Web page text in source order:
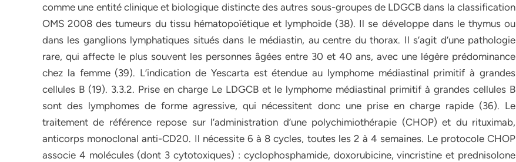
comme une entité clinique et biologique distincte des autres sous-groupes de LDGCB dans la classification
OMS 2008 des tumeurs du tissu hématopoïétique et lymphoïde (38). Il se développe dans le thymus ou
dans les ganglions lymphatiques situés dans le médiastin, au centre du thorax. Il s’agit d’une pathologie
rare, qui affecte le plus souvent les personnes âgées entre 30 et 40 ans, avec une légère prédominance
chez la femme (39). L’indication de Yescarta est étendue au lymphome médiastinal primitif à grandes
cellules B (19). 3.3.2. Prise en charge Le LDGCB et le lymphome médiastinal primitif à grandes cellules B
sont des lymphomes de forme agressive, qui nécessitent donc une prise en charge rapide (36). Le
traitement de référence repose sur l’administration d’une polychimiothérapie (CHOP) et du rituximab,
anticorps monoclonal anti-CD20. Il nécessite 6 à 8 cycles, toutes les 2 à 4 semaines. Le protocole CHOP
associe 4 molécules (dont 3 cytotoxiques) : cyclophosphamide, doxorubicine, vincristine et prednisolone